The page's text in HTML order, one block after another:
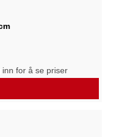
inn for å se priser